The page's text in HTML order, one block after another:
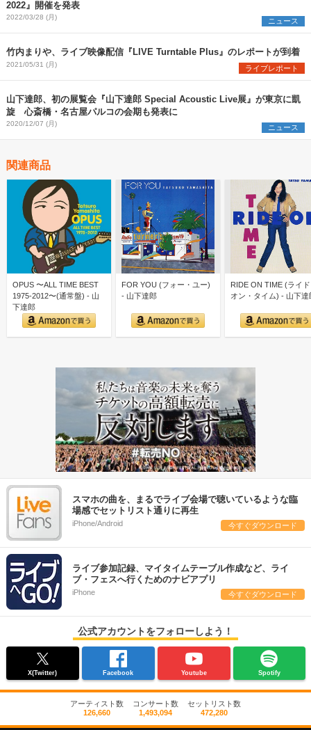
2022』開催を発表
2022/03/28 (月) ニュース
竹内まりや、ライブ映像配信『LIVE Turntable Plus』のレポートが到着
2021/05/31 (月) ライブレポート
山下達郎、初の展覧会『山下達郎 Special Acoustic Live展』が東京に凱
旋 心斎橋・名古屋パルコの会期も発表に
2020/12/07 (月) ニュース
関連商品
OPUS 〜ALL TIME BEST
1975-2012〜(通常盤) - 山
下達郎
FOR YOU (フォー・ユー)
- 山下達郎
RIDE ON TIME (ライ
オン・タイム) - 山下達
スマホの曲を、まるでライブ会場で聴いているような臨
場感でセットリスト通りに再生
iPhone/Android 今すぐダウンロード
ライブ参加記録、マイタイムテーブル作成など、ライ
ブ・フェスへ行くためのナビアプリ
iPhone 今すぐダウンロード
公式アカウントをフォローしよう！
X(Twitter) Facebook Youtube Spotify
アーティスト数
126,660
コンサート数
1,493,094
セットリスト数
472,280